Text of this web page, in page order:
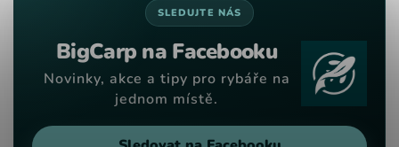
SLEDUJTE NÁS
BigCarp na Facebooku
Novinky, akce a tipy pro rybáře na
jednom místě.